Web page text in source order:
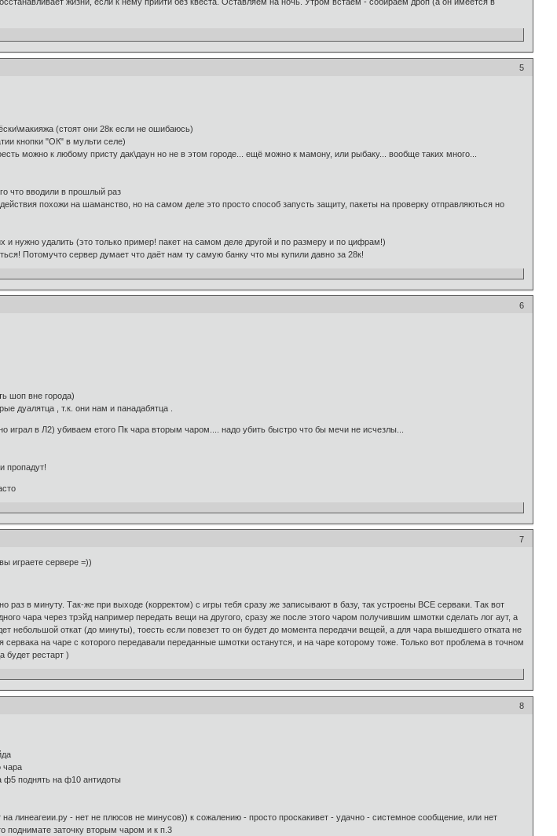
5
(стоят они 28к если не ошибаюсь)
кнопки "ОК" в мульти селе)
можно к любому присту дак\даун но не в этом городе... ещё можно к мамону, или рыбаку... вообще таких много...
что вводили в прошлый раз
похожи на шаманство, но на самом деле это просто способ запусть защиту, пакеты на проверку отправляються но
и нужно удалить (это только пример! пакет на самом деле другой и по размеру и по цифрам!)
Потомучто сервер думает что даёт нам ту самую банку что мы купили давно за 28к!
6
шоп вне города)
дуалятца , т.к. они нам и панадабятца .
в Л2) убиваем етого Пк чара вторым чаром.... надо убить быстро что бы мечи не исчезлы...
пропадут!
7
играете сервере =))
раз в минуту. Так-же при выходе (корректом) с игры тебя сразу же записывают в базу, так устроены ВСЕ серваки. Так вот
чара через трэйд например передать вещи на другого, сразу же после этого чаром получившим шмотки сделать лог аут, а
небольшой откат (до минуты), тоесть если повезет то он будет до момента передачи вещей, а для чара вышедшего отката не
сервака на чаре с которого передавали переданные шмотки останутся, и на чаре которому тоже. Только вот проблема в точном
будет рестарт )
8
чара
ф5 поднять на ф10 антидоты
на линеагеии.ру - нет не плюсов не минусов)) к сожалению - просто проскакивет - удачно - системное сообщение, или нет
поднимате заточку вторым чаром и к п.3